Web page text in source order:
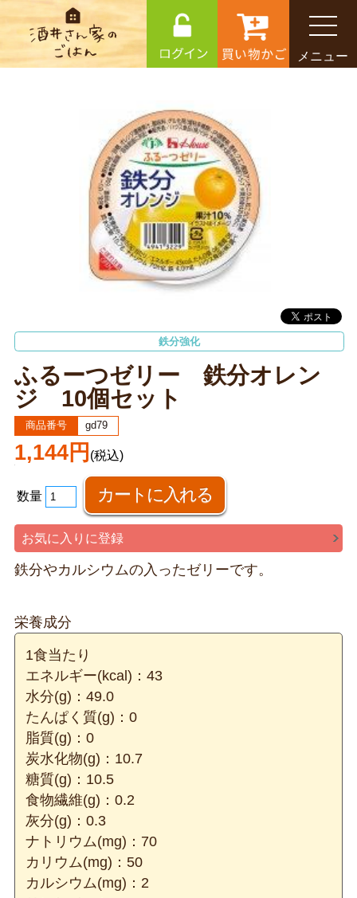
メニュー
鉄分強化
ふるーつゼリー 鉄分オレン
ジ 10個セット
商品番号 gd79
1,144円 (税込)
数量
お気に入りに登録
鉄分やカルシウムの入ったゼリーです。
栄養成分
1食当たり
エネルギー(kcal)：43
水分(g)：49.0
たんぱく質(g)：0
脂質(g)：0
炭水化物(g)：10.7
糖質(g)：10.5
食物繊維(g)：0.2
灰分(g)：0.3
ナトリウム(mg)：70
カリウム(mg)：50
カルシウム(mg)：2